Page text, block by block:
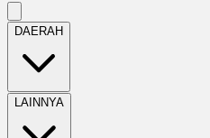
DAERAH
LAINNYA